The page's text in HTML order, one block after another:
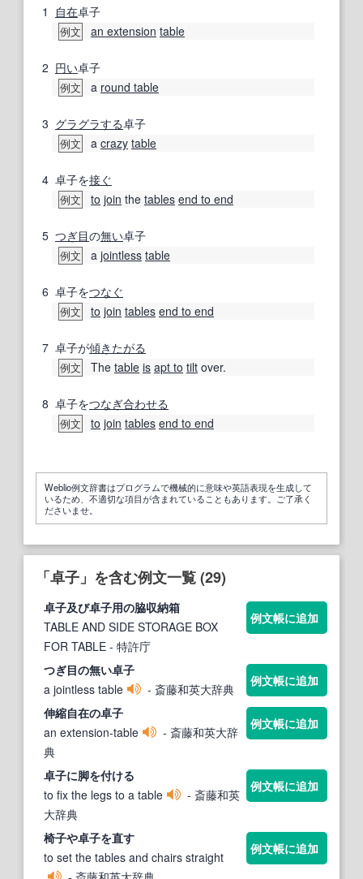
1 自在卓子
例文 an extension table
2 円い卓子
例文 a round table
3 グラグラする卓子
例文 a crazy table
4 卓子を接ぐ
例文 to join the tables end to end
5 つぎ目の無い卓子
例文 a jointless table
6 卓子をつなぐ
例文 to join tables end to end
7 卓子が傾き たがる
例文 The table is apt to tilt over.
8 卓子をつなぎ合わせる
例文 to join tables end to end
Weblio例文辞書はプログラムで機械的に意味や英語表現を生成して
いるため、不適切な項目が含まれていることもあります。ご了承く
ださいませ。
「卓子」を含む例文一覧 (29)
卓子及び卓子用の脇収納箱
TABLE AND SIDE STORAGE BOX
FOR TABLE - 特許庁
例文帳に追加
つぎ目の無い卓子
a jointless table
- 斎藤和英大辞典
例文帳に追加
伸縮自在の卓子
an extension-table
- 斎藤和英大辞
典
例文帳に追加
卓子に脚を付ける
to fix the legs to a table
- 斎藤和英
大辞典
例文帳に追加
椅子や卓子を直す
to set the tables and chairs straight
例文帳に追加